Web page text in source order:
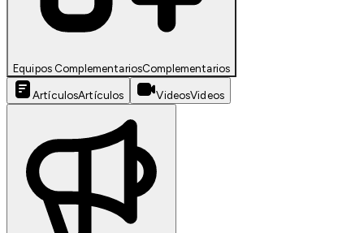
Equipos ComplementariosComplementarios
ArtículosArtículos VideosVideos